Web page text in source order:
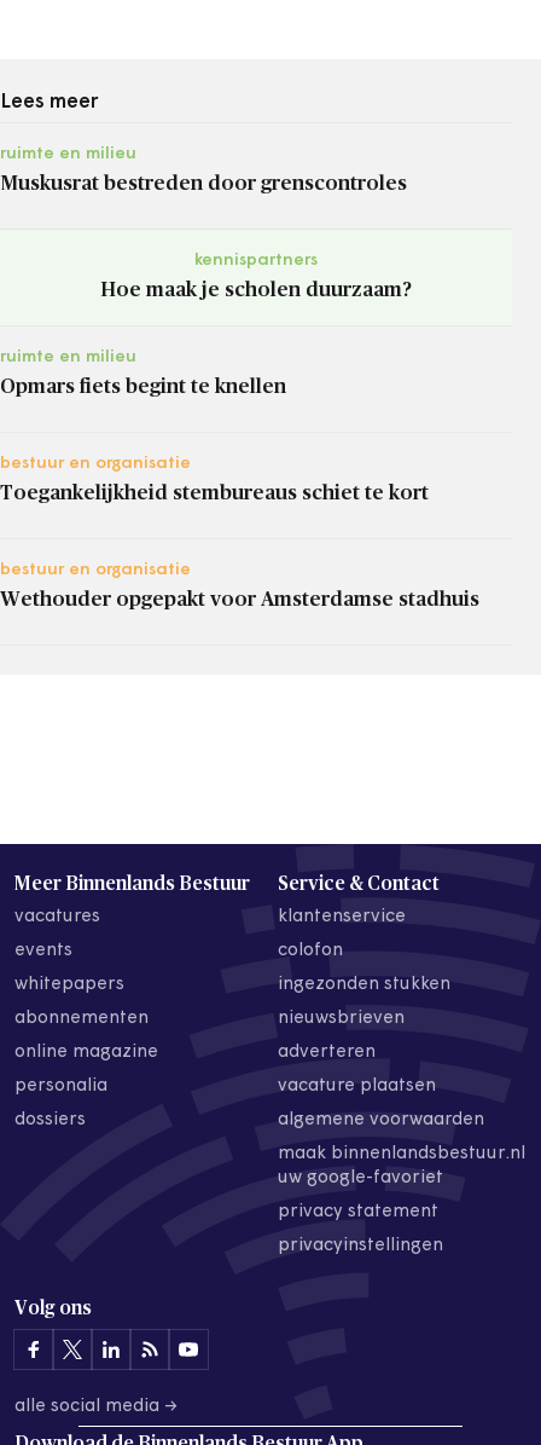
Lees meer
ruimte en milieu
Muskusrat bestreden door grenscontroles
kennispartners
Hoe maak je scholen duurzaam?
ruimte en milieu
Opmars fiets begint te knellen
bestuur en organisatie
Toegankelijkheid stembureaus schiet te kort
bestuur en organisatie
Wethouder opgepakt voor Amsterdamse stadhuis
Meer Binnenlands Bestuur
vacatures
events
whitepapers
abonnementen
online magazine
personalia
dossiers
Service & Contact
klantenservice
colofon
ingezonden stukken
nieuwsbrieven
adverteren
vacature plaatsen
algemene voorwaarden
maak binnenlandsbestuur.nl
uw google-favoriet
privacy statement
privacyinstellingen
Volg ons
alle social media →